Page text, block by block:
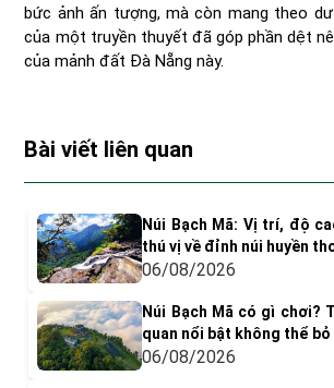
bức ảnh ấn tượng, mà còn mang theo
của một truyền thuyết đã góp phần dệt
của mảnh đất Đà Nẵng này.
Bài viết liên quan
Núi Bạch Mã: Vị trí, độ
thú vị về đỉnh núi huyền
06/08/2026
Núi Bạch Mã có gì chơi?
quan nổi bật không thể bỏ
06/08/2026